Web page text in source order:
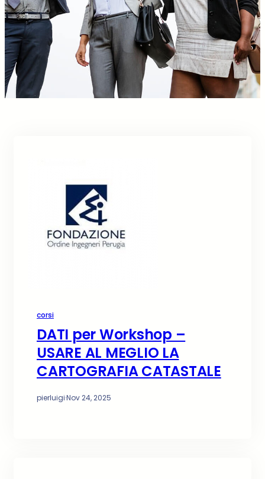
corsi
DATI per Workshop –
USARE AL MEGLIO LA
CARTOGRAFIA CATASTALE
pierluigi·Nov 24, 2025